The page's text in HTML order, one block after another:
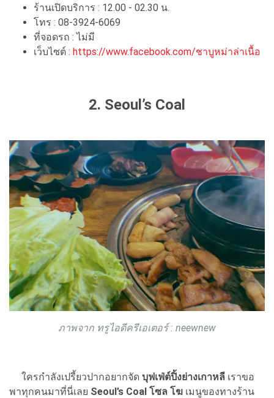
ร้านเปิดบริการ : 12.00 - 02.30 น.
โทร : 08-3924-6069
ที่จอดรถ : ไม่มี
เว็บไซต์ : https://www.facebook.com/ชาบูหม่าล่าเนื้อ
2. Seoul’s Coal
ภาพจาก ทรูไอดีครีเอเตอร์ : neewnew
ใครกำลังเปรี้ยวปากอยากจัด บุฟเฟ่ต์ปิ้งย่างเกาหลี เราขอ
พาทุกคนมาที่นี่เลย Seoul’s Coal โซล โฆ เมนูของทางร้าน